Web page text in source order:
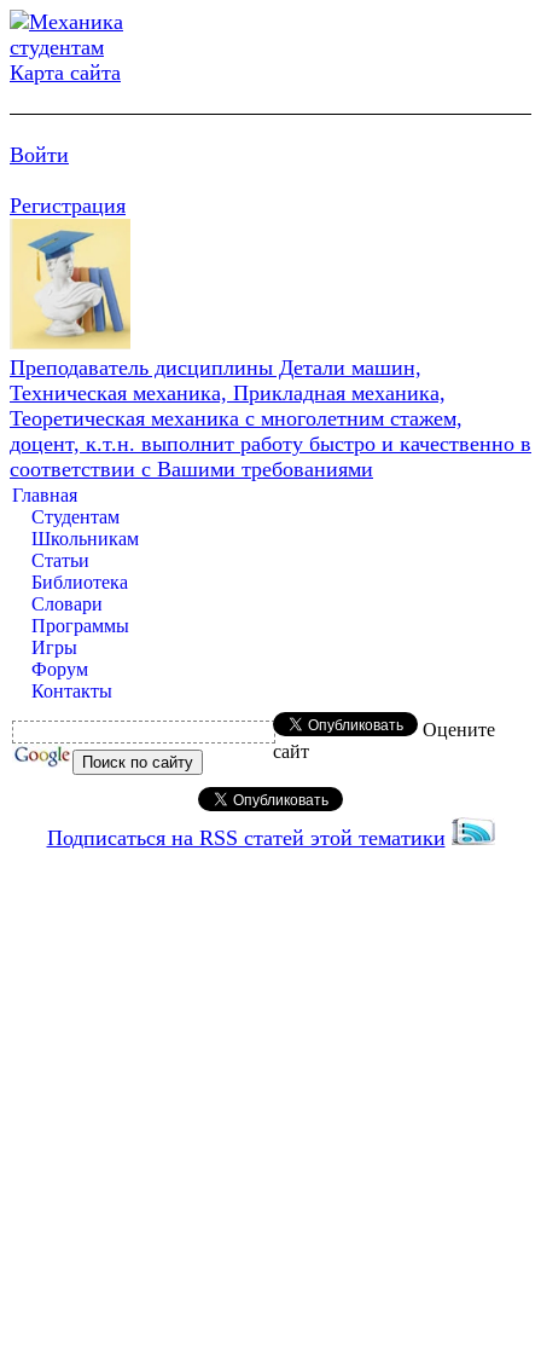
Карта сайта
Войти
Регистрация
Преподаватель дисциплины Детали машин,
Техническая механика, Прикладная механика,
Теоретическая механика с многолетним стажем,
доцент, к.т.н. выполнит работу быстро и качественно в
соответствии с Вашими требованиями
Главная
Студентам
Школьникам
Статьи
Библиотека
Словари
Программы
Игры
Форум
Контакты
Оцените
сайт
Подписаться на RSS статей этой тематики